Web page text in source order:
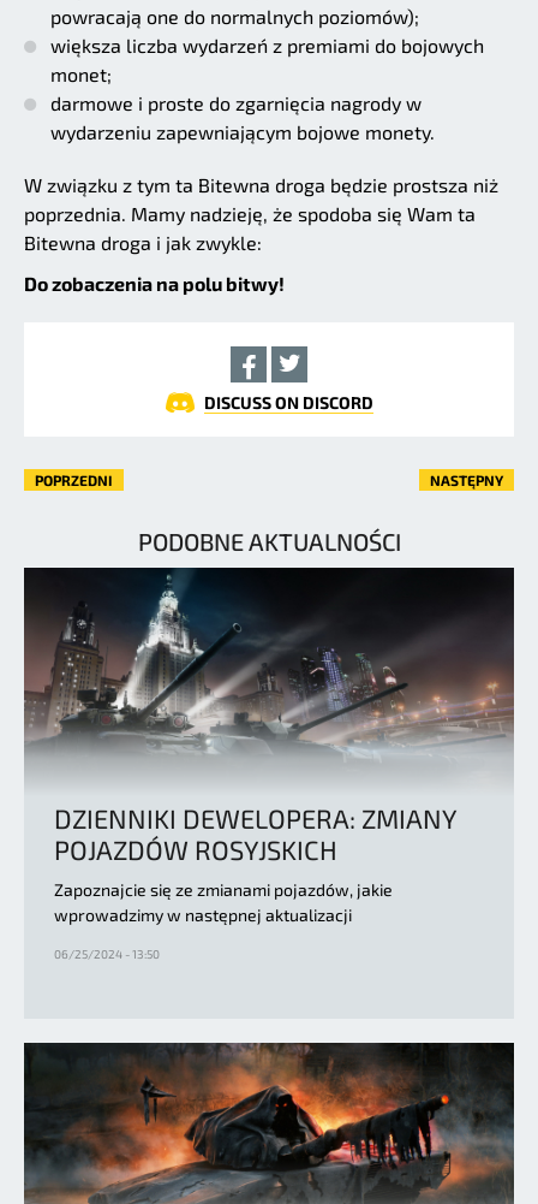
powracają one do normalnych poziomów);
większa liczba wydarzeń z premiami do bojowych
monet;
darmowe i proste do zgarnięcia nagrody w
wydarzeniu zapewniającym bojowe monety.
W związku z tym ta Bitewna droga będzie prostsza niż
poprzednia. Mamy nadzieję, że spodoba się Wam ta
Bitewna droga i jak zwykle:
Do zobaczenia na polu bitwy!
DISCUSS ON DISCORD
POPRZEDNI NASTĘPNY
PODOBNE AKTUALNOŚCI
DZIENNIKI DEWELOPERA: ZMIANY
POJAZDÓW ROSYJSKICH
Zapoznajcie się ze zmianami pojazdów, jakie
wprowadzimy w następnej aktualizacji
06/25/2024 - 13:50